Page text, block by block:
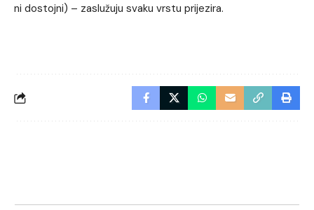
ni dostojni) – zaslužuju svaku vrstu prijezira.